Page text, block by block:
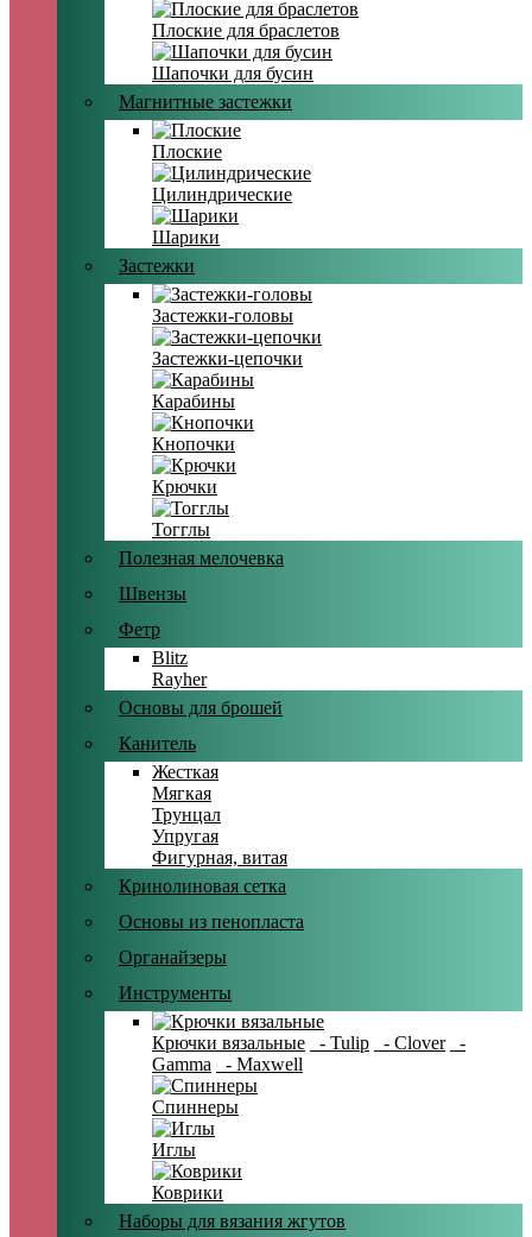
Плоские для браслетов
Шапочки для бусин
Магнитные застежки
Плоские
Цилиндрические
Шарики
Застежки
Застежки-головы
Застежки-цепочки
Карабины
Кнопочки
Крючки
Тогглы
Полезная мелочевка
Швензы
Фетр
Blitz
Rayher
Основы для брошей
Канитель
Жесткая
Мягкая
Трунцал
Упругая
Фигурная, витая
Кринолиновая сетка
Основы из пенопласта
Органайзеры
Инструменты
Крючки вязальные - Tulip - Clover
-
Gamma
- Maxwell
Спиннеры
Иглы
Коврики
Наборы для вязания жгутов